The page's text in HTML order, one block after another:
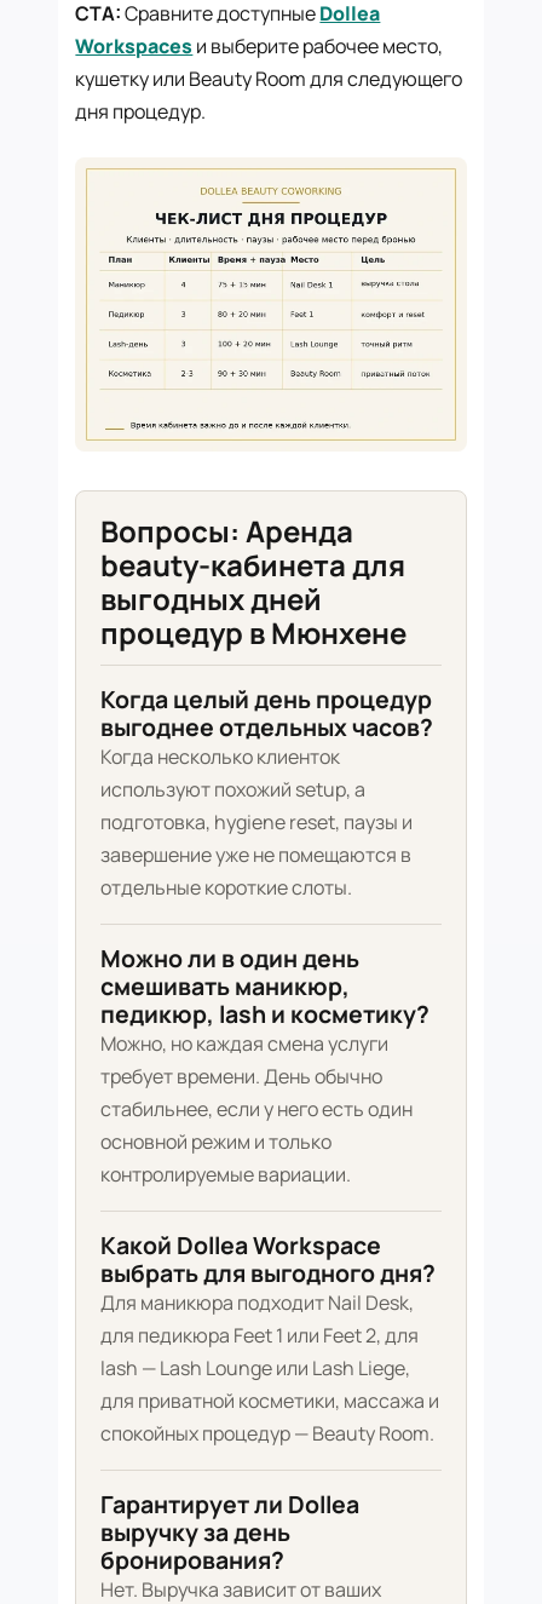
CTA:Сравните доступныеDollea
Workspaces и выберите рабочее место,
кушетку или Beauty Room для следующего
дня процедур.
Вопросы: Аренда
beauty-кабинета для
выгодных дней
процедур в Мюнхене
Когда целый день процедур
выгоднее отдельных часов?
Когда несколько клиенток
используют похожий setup, а
подготовка, hygiene reset, паузы и
завершение уже не помещаются в
отдельные короткие слоты.
Можно ли в один день
смешивать маникюр,
педикюр, lash и косметику?
Можно, но каждая смена услуги
требует времени. День обычно
стабильнее, если у него есть один
основной режим и только
контролируемые вариации.
Какой Dollea Workspace
выбрать для выгодного дня?
Для маникюра подходит Nail Desk,
для педикюра Feet 1 или Feet 2, для
lash — Lash Lounge или Lash Liege,
для приватной косметики, массажа и
спокойных процедур — Beauty Room.
Гарантирует ли Dollea
выручку за день
бронирования?
Нет. Выручка зависит от ваших